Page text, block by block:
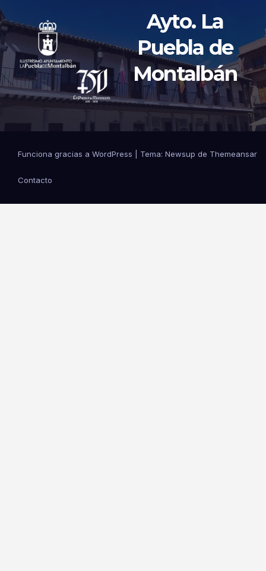
Ayto. La
Puebla de
Montalbán
Funciona gracias a WordPress Tema: Newsup de Themeansar
Contacto